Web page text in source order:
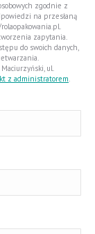
zgodnie z
na przesłaną
zapytania.
do swoich danych,
ul.
z administratorem.